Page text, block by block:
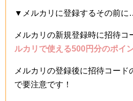
▼メルカリに登録するその前に
メルカリの新規登録時に招待コ
ルカリで使える500円分のポイ
メルカリの登録後に招待コード
で要注意です！